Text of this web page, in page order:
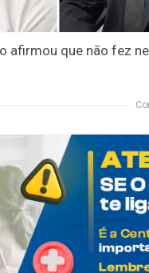
afirmou que não fez